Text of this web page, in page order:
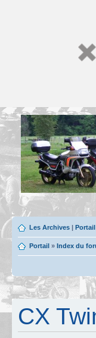
Les Archives | Portail
Portail » Index du
CX